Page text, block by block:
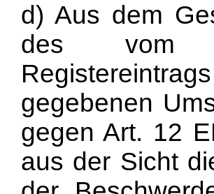
d) Aus dem
des vom
gegebenen
gegen Art. 12
aus der Sicht